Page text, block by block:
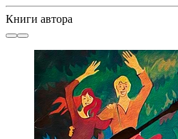
Книги автора